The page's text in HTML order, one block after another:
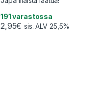
191 varastossa
2,95€ sis. ALV 25,5%